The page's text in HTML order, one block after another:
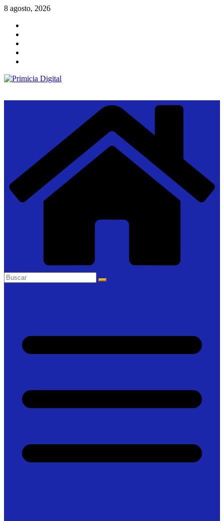
Saltar
contenido
8 agosto, 2026